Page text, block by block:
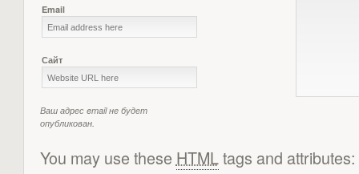
Email
Сайт
Ваш адрес email не будет
опубликован.
You may use these HTMLtags and attributes: